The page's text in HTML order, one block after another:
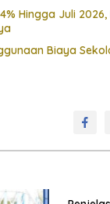
Hingga Juli 2026,
Biaya